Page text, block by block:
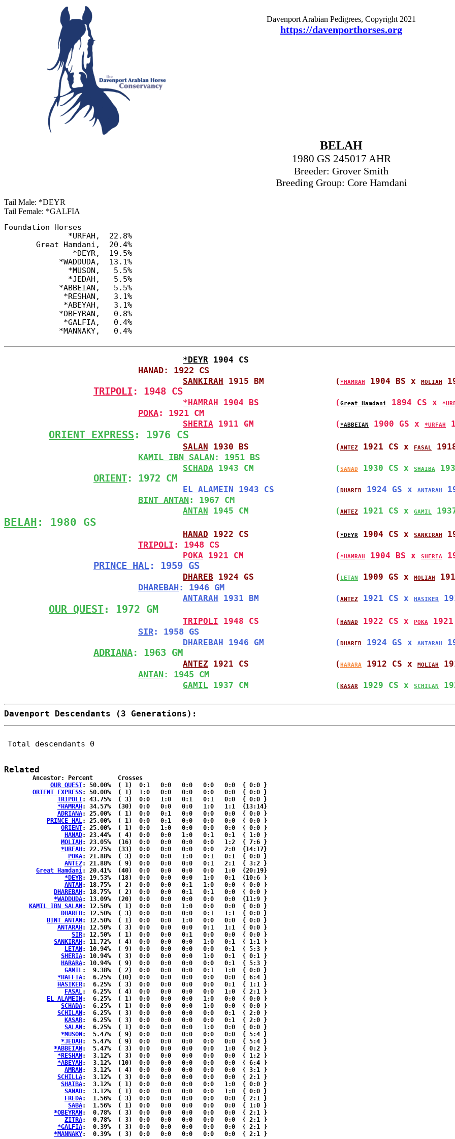
Davenport Arabian Pedigrees, Copyright 2021
https://davenporthorses.org
BELAH
1980 GS 245017 AHR
Breeder: Grover Smith
Breeding Group: Core Hamdani
Tail Male: *DEYR
Tail Female: *GALFIA
Foundation Horses
              *URFAH,  22.8%
       Great Hamdani,  20.4%
               *DEYR,  19.5%
            *WADDUDA,  13.1%
              *MUSON,   5.5%
              *JEDAH,   5.5%
            *ABBEIAN,   5.5%
             *RESHAN,   3.1%
             *ABEYAH,   3.1%
            *OBEYRAN,   0.8%
             *GALFIA,   0.4%
*DEYR 1904 CS
HANAD: 1922 CS
SANKIRAH 1915 BM ( *HAMRAH 1904 BS x MOLIAH
TRIPOLI : 1948 CS
*HAMRAH 1904 BS ( Great Hamdani 1894 CS x
POKA: 1921 CM
SHERIA 1911 GM ( *ABBEIAN 1900 GS x *URFAH
ORIENT EXPRESS : 1976 CS
SALAN 1930 BS ( ANTEZ 1921 CS x FASAL
KAMIL IBN SALAN: 1951 BS
SCHADA 1943 CM ( SANAD 1930 CS x SHAIBA
ORIENT: 1972 CM
EL ALAMEIN 1943 CS ( DHAREB 1924 GS x ANTARAH
BINT ANTAN: 1967 CM
ANTAN 1945 CM ( ANTEZ 1921 CS x GAMIL
BELAH : 1980 GS
HANAD 1922 CS ( *DEYR 1904 CS x SANKIRAH
TRIPOLI : 1948 CS
POKA 1921 CM ( *HAMRAH 1904 BS x SHERIA
PRINCE HAL: 1959 GS
DHAREB 1924 GS ( LETAN 1909 GS x MOLIAH
DHAREBAH : 1946 GM
ANTARAH 1931 BM ( ANTEZ 1921 CS x HASIKER
OUR QUEST: 1972 GM
TRIPOLI 1948 CS ( HANAD 1922 CS x POKA 1921
SIR: 1958 GS
DHAREBAH 1946 GM ( DHAREB 1924 GS x ANTARAH
ADRIANA: 1963 GM
ANTEZ 1921 CS ( HARARA 1912 CS x MOLIAH
ANTAN: 1945 CM
GAMIL 1937 CM ( KASAR 1929 CS x SCHILAN
Davenport Descendants (3 Generations):
Total descendants 0
Related
OUR QUEST: 50.00%	( 1)  0:1   0:0   0:0   0:0   0:0  { 0:0 }
ORIENT EXPRESS: 50.00%	( 1)  1:0   0:0   0:0   0:0   0:0  { 0:0 }
TRIPOLI: 43.75%	( 3)  0:0   1:0   0:1   0:1   0:0  { 0:0 }
*HAMRAH : 34.57%	(30)  0:0   0:0   0:0   1:0   1:1  {13:14}
ADRIANA: 25.00%	( 1)  0:0   0:1   0:0   0:0   0:0  { 0:0 }
PRINCE HAL: 25.00%	( 1)  0:0   0:1   0:0   0:0   0:0  { 0:0 }
ORIENT: 25.00%	( 1)  0:0   1:0   0:0   0:0   0:0  { 0:0 }
HANAD: 23.44%	( 4)  0:0   0:0   1:0   0:1   0:1  { 1:0 }
MOLIAH : 23.05%	(16)  0:0   0:0   0:0   0:0   1:2  { 7:6 }
*URFAH : 22.75%	(33)  0:0   0:0   0:0   0:0   2:0  {14:17}
POKA: 21.88%	( 3)  0:0   0:0   1:0   0:1   0:1  { 0:0 }
ANTEZ: 21.88%	( 9)  0:0   0:0   0:0   0:1   2:1  { 3:2 }
Great Hamdani: 20.41%	(40)  0:0   0:0   0:0   0:0   1:0  {20:19}
*DEYR: 19.53%	(18)  0:0   0:0   0:0   1:0   0:1  {10:6 }
ANTAN : 18.75%	( 2)  0:0   0:0   0:1   1:0   0:0  { 0:0 }
DHAREBAH : 18.75%	( 2)  0:0   0:0   0:1   0:1   0:0  { 0:0 }
*WADDUDA: 13.09%	(20)  0:0   0:0   0:0   0:0   0:0  {11:9 }
KAMIL IBN SALAN : 12.50%	( 1)  0:0   0:0   1:0   0:0   0:0  { 0:0 }
DHAREB: 12.50%	( 3)  0:0   0:0   0:0   0:1   1:1  { 0:0 }
BINT ANTAN : 12.50%	( 1)  0:0   0:0   1:0   0:0   0:0  { 0:0 }
ANTARAH : 12.50%	( 3)  0:0   0:0   0:0   0:1   1:1  { 0:0 }
SIR: 12.50%	( 1)  0:0   0:0   0:1   0:0   0:0  { 0:0 }
SANKIRAH : 11.72%	( 4)  0:0   0:0   0:0   1:0   0:1  { 1:1 }
LETAN : 10.94%	( 9)  0:0   0:0   0:0   0:0   0:1  { 5:3 }
SHERIA: 10.94%	( 3)  0:0   0:0   0:0   1:0   0:1  { 0:1 }
HARARA: 10.94%	( 9)  0:0   0:0   0:0   0:0   0:1  { 5:3 }
GAMIL:  9.38%	( 2)  0:0   0:0   0:0   0:1   1:0  { 0:0 }
*HAFFIA:  6.25%	(10)  0:0   0:0   0:0   0:0   0:0  { 6:4 }
HASIKER:  6.25%	( 3)  0:0   0:0   0:0   0:0   0:1  { 1:1 }
FASAL:  6.25%	( 4)  0:0   0:0   0:0   0:0   1:0  { 2:1 }
EL ALAMEIN :  6.25%	( 1)  0:0   0:0   0:0   1:0   0:0  { 0:0 }
SCHADA:  6.25%	( 1)  0:0   0:0   0:0   1:0   0:0  { 0:0 }
SCHILAN :  6.25%	( 3)  0:0   0:0   0:0   0:0   0:1  { 2:0 }
KASAR:  6.25%	( 3)  0:0   0:0   0:0   0:0   0:1  { 2:0 }
SALAN :  6.25%	( 1)  0:0   0:0   0:0   1:0   0:0  { 0:0 }
*MUSON :  5.47%	( 9)  0:0   0:0   0:0   0:0   0:0  { 5:4 }
*JEDAH :  5.47%	( 9)  0:0   0:0   0:0   0:0   0:0  { 5:4 }
*ABBEIAN :  5.47%	( 3)  0:0   0:0   0:0   0:0   1:0  { 0:2 }
*RESHAN :  3.12%	( 3)  0:0   0:0   0:0   0:0   0:0  { 1:2 }
*ABEYAH :  3.12%	(10)  0:0   0:0   0:0   0:0   0:0  { 6:4 }
AMRAN :  3.12%	( 4)  0:0   0:0   0:0   0:0   0:0  { 3:1 }
SCHILLA:  3.12%	( 3)  0:0   0:0   0:0   0:0   0:0  { 2:1 }
SHAIBA:  3.12%	( 1)  0:0   0:0   0:0   0:0   1:0  { 0:0 }
SANAD:  3.12%	( 1)  0:0   0:0   0:0   0:0   1:0  { 0:0 }
FREDA:  1.56%	( 3)  0:0   0:0   0:0   0:0   0:0  { 2:1 }
SABA:  1.56%	( 1)  0:0   0:0   0:0   0:0   0:0  { 1:0 }
*OBEYRAN :  0.78%	( 3)  0:0   0:0   0:0   0:0   0:0  { 2:1 }
ZITRA:  0.78%	( 3)  0:0   0:0   0:0   0:0   0:0  { 2:1 }
*GALFIA:  0.39%	( 3)  0:0   0:0   0:0   0:0   0:0  { 2:1 }
*MANNAKY